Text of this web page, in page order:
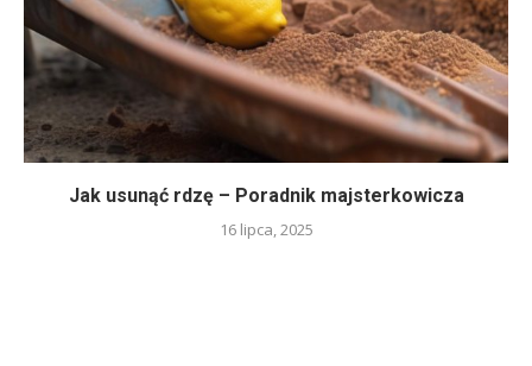
Jak usunąć rdzę – Poradnik majsterkowicza
16 lipca, 2025